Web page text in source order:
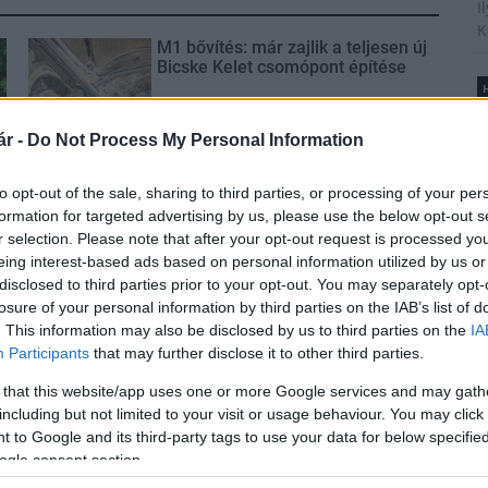
- Do Not Process My Personal Information
opt-out of the sale, sharing to third parties, or processing of your
for targeted advertising by us, please use the below opt-out
selection. Please note that after your opt-out request is processed
interest-based ads based on personal information utilized by us
to third parties prior to your opt-out. You may separately
of your personal information by third parties on the IAB’s list of
This information may also be disclosed by us to third parties on the
Participants that may further disclose it to other third parties.
that this website/app uses one or more Google services and may
but not limited to your visit or usage behaviour. You may
to Google and its third-party tags to use your data for below
consent section.
M1 bővítés: már zajlik a teljesen új
Bicske Kelet csomópont építése
csomópont épül Angyalföldön
Másfélszeresére bővítik
Hódmezővásárhely jó hírű
református iskoláját
Látványos építési szakasz indult
be a Flórián téri felüljárón